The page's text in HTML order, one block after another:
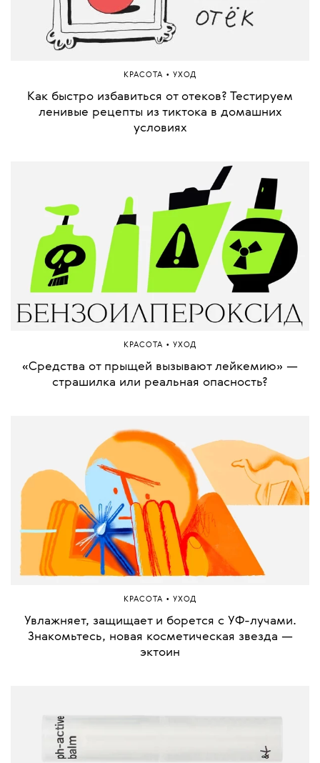
КРАСОТА • УХОД
Как быстро избавиться от отеков? Тестируем
ленивые рецепты из тиктока в домашних
условиях
КРАСОТА • УХОД
«Средства от прыщей вызывают лейкемию» —
страшилка или реальная опасность?
КРАСОТА • УХОД
Увлажняет, защищает и борется с УФ-лучами.
Знакомьтесь, новая косметическая звезда —
эктоин